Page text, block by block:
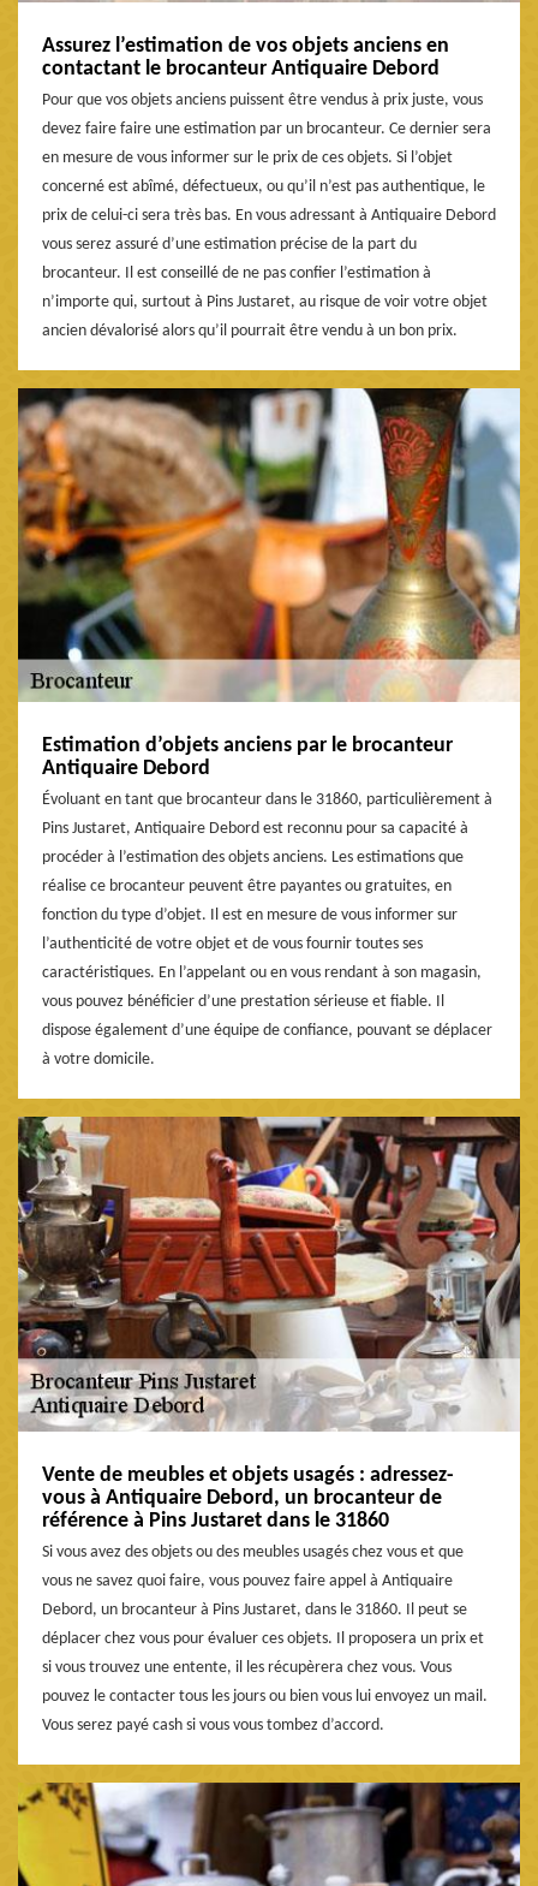
Assurez l’estimation de vos objets anciens en
contactant le brocanteur Antiquaire Debord
Pour que vos objets anciens puissent être vendus à prix juste, vous
devez faire faire une estimation par un brocanteur. Ce dernier sera
en mesure de vous informer sur le prix de ces objets. Si l’objet
concerné est abîmé, défectueux, ou qu’il n’est pas authentique, le
prix de celui-ci sera très bas. En vous adressant à Antiquaire Debord
vous serez assuré d’une estimation précise de la part du
brocanteur. Il est conseillé de ne pas confier l’estimation à
n’importe qui, surtout à Pins Justaret, au risque de voir votre objet
ancien dévalorisé alors qu’il pourrait être vendu à un bon prix.
Estimation d’objets anciens par le brocanteur
Antiquaire Debord
Évoluant en tant que brocanteur dans le 31860, particulièrement à
Pins Justaret, Antiquaire Debord est reconnu pour sa capacité à
procéder à l’estimation des objets anciens. Les estimations que
réalise ce brocanteur peuvent être payantes ou gratuites, en
fonction du type d’objet. Il est en mesure de vous informer sur
l’authenticité de votre objet et de vous fournir toutes ses
caractéristiques. En l’appelant ou en vous rendant à son magasin,
vous pouvez bénéficier d’une prestation sérieuse et fiable. Il
dispose également d’une équipe de confiance, pouvant se déplacer
à votre domicile.
Vente de meubles et objets usagés : adressez-
vous à Antiquaire Debord, un brocanteur de
référence à Pins Justaret dans le 31860
Si vous avez des objets ou des meubles usagés chez vous et que
vous ne savez quoi faire, vous pouvez faire appel à Antiquaire
Debord, un brocanteur à Pins Justaret, dans le 31860. Il peut se
déplacer chez vous pour évaluer ces objets. Il proposera un prix et
si vous trouvez une entente, il les récupèrera chez vous. Vous
pouvez le contacter tous les jours ou bien vous lui envoyez un mail.
Vous serez payé cash si vous vous tombez d’accord.